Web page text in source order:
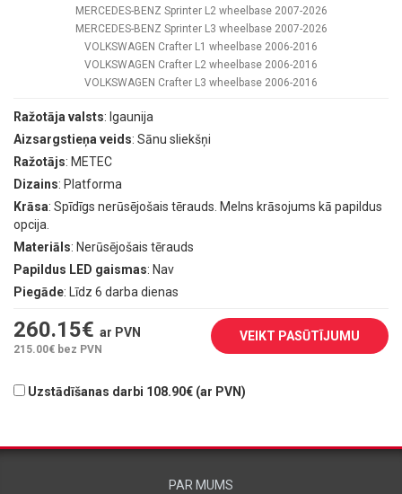
MERCEDES-BENZ Sprinter L2 wheelbase 2007-2026
MERCEDES-BENZ Sprinter L3 wheelbase 2007-2026
VOLKSWAGEN Crafter L1 wheelbase 2006-2016
VOLKSWAGEN Crafter L2 wheelbase 2006-2016
VOLKSWAGEN Crafter L3 wheelbase 2006-2016
Ražotāja valsts: Igaunija
Aizsargstieņa veids: Sānu sliekšņi
Ražotājs: METEC
Dizains: Platforma
Krāsa: Spīdīgs nerūsējošais tērauds. Melns krāsojums kā papildus
opcija.
Materiāls: Nerūsējošais tērauds
Papildus LED gaismas: Nav
Piegāde: Līdz 6 darba dienas
260.15€ ar PVN
215.00€ bez PVN
VEIKT PASŪTĪJUMU
Uzstādīšanas darbi 108.90€ (ar PVN)
PAR MUMS